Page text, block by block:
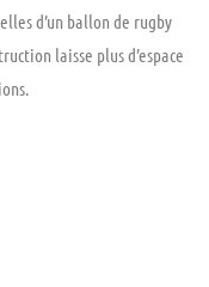
d’un ballon de rugby
laisse plus d’espace